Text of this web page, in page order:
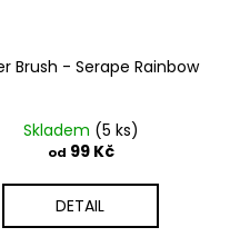
Brush - Serape Rainbow
Skladem (5 ks)
od 99 Kč
DETAIL